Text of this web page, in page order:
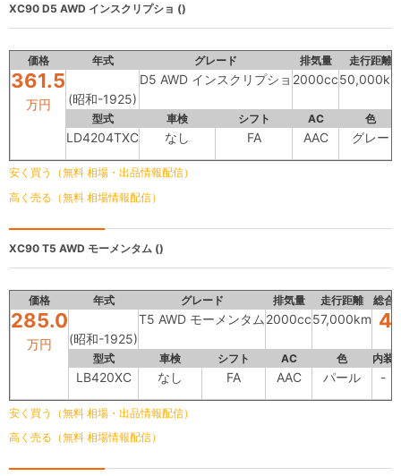
XC90 D5 AWD インスクリプショ ()
価格 年式 グレード 排気量 走行距離
361.5
万円 (昭和-1925)
D5 AWD インスクリプショ 2000cc50,000km
型式 車検 シフト AC 色
LD4204TXC なし FA AAC グレー
安く買う（無料 相場・出品情報配信）
高く売る（無料 相場情報配信）
XC90 T5 AWD モーメンタム ()
価格 年式 グレード 排気量 走行距離 総合
285.0
万円 (昭和-1925)
T5 AWD モーメンタム 2000cc57,000km
型式 車検 シフト AC 色 内装
LB420XC なし FA AAC パール -
安く買う（無料 相場・出品情報配信）
高く売る（無料 相場情報配信）